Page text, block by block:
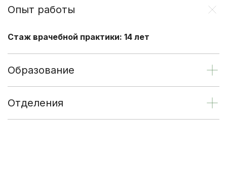
Опыт работы
Стаж врачебной практики: 14 лет
Образование
Отделения